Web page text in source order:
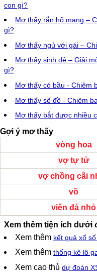
con gì?
Mơ thấy rắn hổ mang –
gì?
Mơ thấy ngủ với gái –
Mơ thấy sinh đẻ – Giải
gì?
Mơ thấy có bầu - Chiêm
Mơ thấy số đề - Chiêm
Mơ thấy bắt được nhiều
Gợi ý mơ thấy
vòng hoa
vợ tự tử
vợ chồng cãi
võ
viên đá nhỏ
Xem thêm tiện ích dưới
Xem thêm kết quả xổ
Xem thêm thống kê lô
Xem cao thủ dự đoán